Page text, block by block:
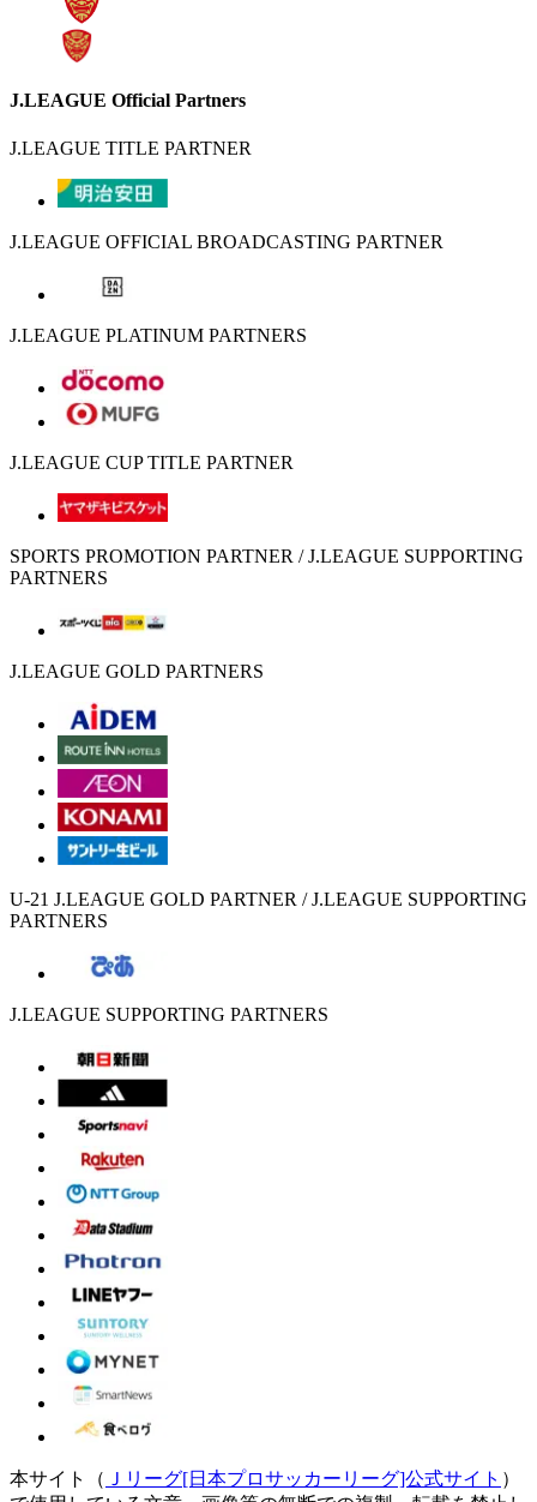
J.LEAGUE Official Partners
J.LEAGUE TITLE PARTNER
J.LEAGUE OFFICIAL BROADCASTING PARTNER
J.LEAGUE PLATINUM PARTNERS
J.LEAGUE CUP TITLE PARTNER
SPORTS PROMOTION PARTNER / J.LEAGUE SUPPORTING
PARTNERS
J.LEAGUE GOLD PARTNERS
U-21 J.LEAGUE GOLD PARTNER / J.LEAGUE SUPPORTING
PARTNERS
J.LEAGUE SUPPORTING PARTNERS
本サイト（ Ｊリーグ[日本プロサッカーリーグ]公式サイト ）